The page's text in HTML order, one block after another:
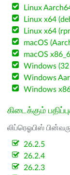
Linux
Linux x64
Linux x64
macOS
macOS
Windows
Windows
Windows
கிடைக்கும்
லிப்ரெஓபிஸ்
26.2.5
26.2.4
26.2.3